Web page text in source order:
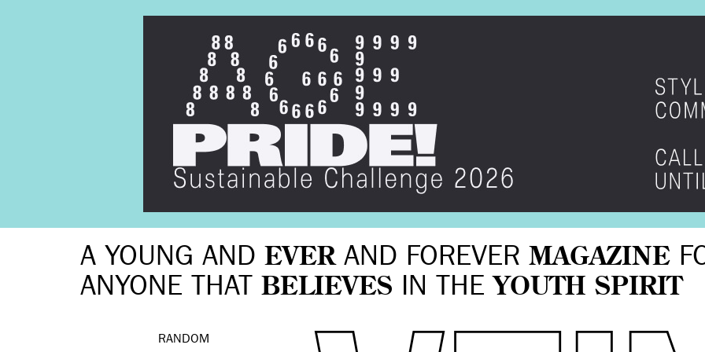
A YOUNG AND EVERAND FOREVER MAGAZINE
ANYONE THAT BELIEVES IN THE YOUTH SPIRIT
RANDOM